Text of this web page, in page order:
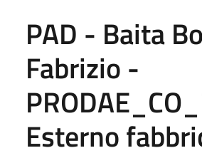
PAD - Baita
Fabrizio -
Esterno